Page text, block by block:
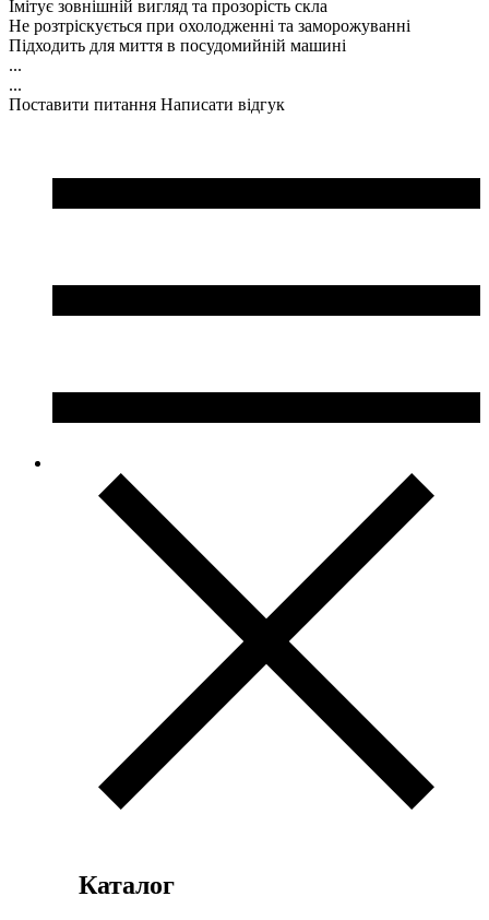
Імітує зовнішній вигляд та прозорість скла
Не розтріскується при охолодженні та заморожуванні
Підходить для миття в посудомийній машині
...
...
Поставити питання Написати відгук
Каталог